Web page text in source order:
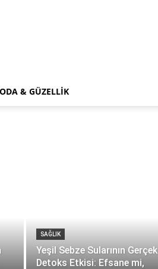
& GÜZELLİK
SAĞLIK
Yeşil Sebze Sularının Gerçek
Detoks Etkisi: Efsane mi,